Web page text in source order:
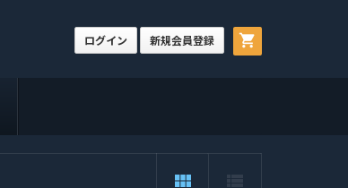
shopping_cart
ログイン 新規会員登録
view_module